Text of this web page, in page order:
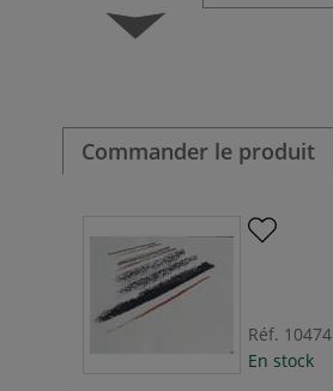
Commander le produit
Réf. 10474
En stock